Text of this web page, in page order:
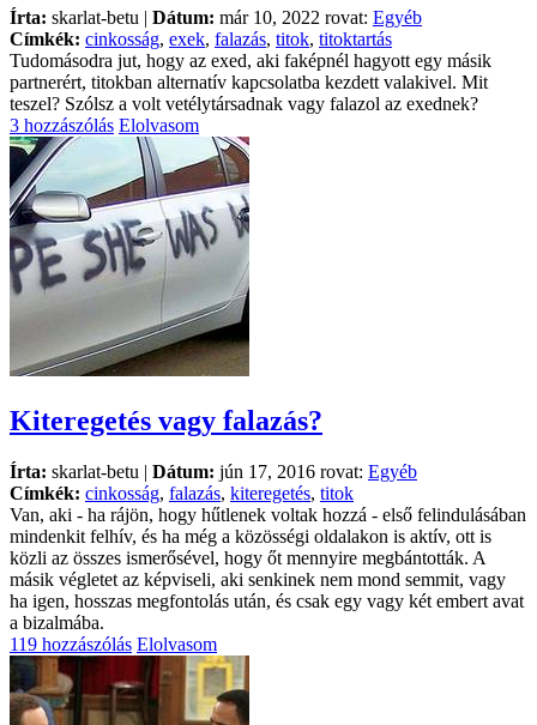
Írta: skarlat-betu | Dátum: már 10, 2022 rovat: Egyéb
Címkék: cinkosság, exek, falazás, titok, titoktartás
Tudomásodra jut, hogy az exed, aki faképnél hagyott egy másik
partnerért, titokban alternatív kapcsolatba kezdett valakivel. Mit
teszel? Szólsz a volt vetélytársadnak vagy falazol az exednek?
3 hozzászólás Elolvasom
Kiteregetés vagy falazás?
Írta: skarlat-betu | Dátum: jún 17, 2016 rovat: Egyéb
Címkék: cinkosság, falazás, kiteregetés, titok
Van, aki - ha rájön, hogy hűtlenek voltak hozzá - első felindulásában
mindenkit felhív, és ha még a közösségi oldalakon is aktív, ott is
közli az összes ismerősével, hogy őt mennyire megbántották. A
másik végletet az képviseli, aki senkinek nem mond semmit, vagy
ha igen, hosszas megfontolás után, és csak egy vagy két embert avat
a bizalmába.
119 hozzászólás Elolvasom